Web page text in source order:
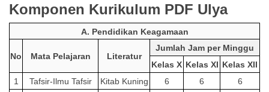
Komponen Kurikulum PDF Ulya
A. Pendidikan Keagamaan
No Mata Pelajaran Literatur
Jumlah Jam per Minggu
Kelas X Kelas XI Kelas XII
1
Tafsir-Ilmu Tafsir Kitab Kuning 6 6
6